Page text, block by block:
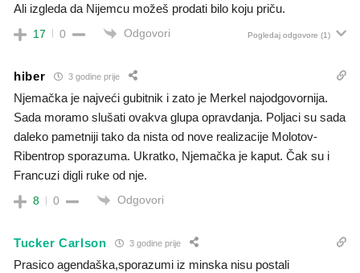
Ali izgleda da Nijemcu možeš prodati bilo koju priču.
17 0 Odgovori Pogledaj odgovore (1)
hiber 3 godine prije
Njemačka je najveći gubitnik i zato je Merkel najodgovornija.
Sada moramo slušati ovakva glupa opravdanja. Poljaci su sada
daleko pametniji tako da nista od nove realizacije Molotov-
Ribentrop sporazuma. Ukratko, Njemačka je kaput. Čak su i
Francuzi digli ruke od nje.
8 0 Odgovori
Tucker Carlson 3 godine prije
Prasico agendaška,sporazumi iz minska nisu postali